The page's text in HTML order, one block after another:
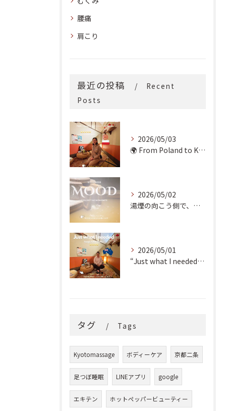
腰痛
肩こり
最近の投稿
Recent
Posts
2026/05/03
🌍 From Poland to Kyoto! 🇵🇱✨
2026/05/02
湯煙の向こう側で、魂の輪郭を整える。
2026/05/01
“Just what I needed!” ✨
タグ Tags
Kyotomassage ボディーケア 京都二条
足つぼ睡眠 LINEアプリ google
エキテン ホットペッパービューティー